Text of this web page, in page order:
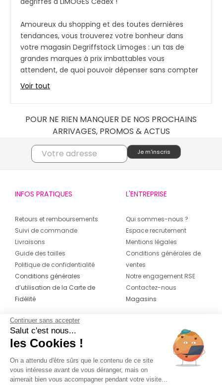
Amoureux du shopping et des toutes dernières
tendances, vous trouverez votre bonheur dans
votre magasin Degriffstock Limoges : un tas de
grandes marques à prix imbattables vous
attendent, de quoi pouvoir dépenser sans compter
!
l’expérience des grandes marques à prix
raisonnables grâce à notre offre déstockage à
Une envie spéciale, un look particulier, un
changement de garde-robe ? Votre magasin
ses marques exclusives.
Votre magasin de déstockage de vêtements de
marques à LIMOGES Cedex s’engage à vous fournir
le meilleur service aux meilleurs prix toute l’année.
Degriffstock Limoges vous accueille avec un accès
facile et parking gratuit.
Voir tout
POUR NE RIEN MANQUER DE NOS PROCHAINS
ARRIVAGES, PROMOS & ACTUS
INFOS PRATIQUES
Retours et remboursements
Suivi de commande
Livraisons
Guide des tailles
Politique de confidentialité
Conditions générales
d’utilisation de la Carte de
Fidélité
L'ENTREPRISE
Qui sommes-nous ?
Espace recrutement
Mentions légales
Conditions générales de
ventes
Notre engagement RSE
Contactez-nous
Magasins
CONTACT
04 42 20 78 42
Du lundi au jeudi de 8h30 à 16h30 & le
vendredi de 8h30 à 15h30
Continuer sans accepter
Salut c'est nous...
les Cookies !
On a attendu d'être sûrs que le contenu de ce site
vous intéresse avant de vous déranger, mais on
aimerait bien vous accompagner pendant votre visite...